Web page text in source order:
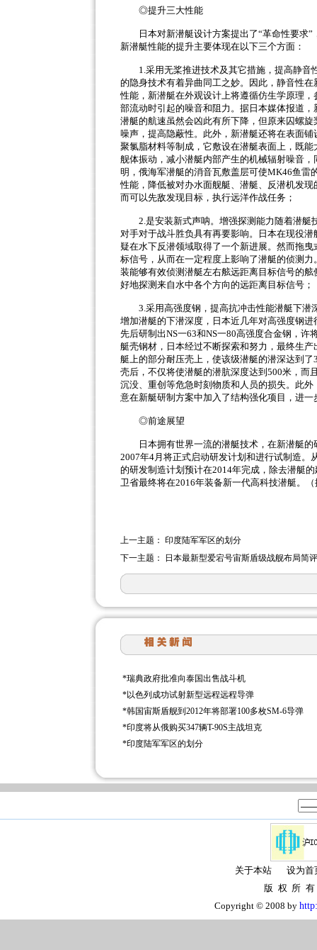
◎提升三大性能
日本对新潜艇设计方案提出了“革命性要求”
新潜艇性能的提升主要体现在以下三个方面：
1.采用无桨推进技术及其它措施，提高静
的隐身技术有着异曲同工之妙。因此，静音性
性能，新潜艇在外观设计上将遵循仿生学原理
部流动时引起的噪音和阻力。据日本媒体报道
潜艇的航速虽然会凶此有所下降，但原来囚螺
噪声，提高隐蔽性。此外，新潜艇还将在表面
聚氯脂材料等制成，它敷设在潜艇表面上，既
舰体振动，减小潜艇内部产生的机械辐射噪音
明，俄海军潜艇的消音瓦敷盖层可使MK46鱼雷
性能，降低被对办水面舰艇、潜艇、反潜机发
而可以先敌发现目标，执行远洋作战任务；
2.是安装新式声呐。增强探测能力随着潜
对手对于战斗胜负具有再要影响。日本在现役
疑在水下反潜领域取得了一个新进展。然而拖
标信号，从而在一定程度上影响了潜艇的侦测
装能够有效侦测潜艇左右舷远距离目标信号的
好地探测来自水中各个方向的远距离目标信号；
3.采用高强度钢，提高抗冲击性能潜艇下
增加潜艇的下潜深度，日本近几年对高强度钢
先后研制出NS一63和NS一80高强度合金钢，
艇壳钢材，日本经过不断探索和努力，最终生
艇上的部分耐压壳上，使该级潜艇的潜深达到
壳后，不仅将使潜艇的潜肮深度达到500米，而
沉没、重创等危急时刻物质和人员的损失。此
意在新艇研制方案中加入了结构强化项目，进
◎前途展望
日本拥有世界一流的潜艇技术，在新潜艇的
2007年4月将正式启动研发计划和进行试制造
的研发制造计划预计在2014年完成，除去潜艇
卫省最终将在2016年装备新一代高科技潜艇。
上一主题： 印度陆军军区的划分
下一主题：
日本最新型爱宕号宙斯盾级战舰布局简评
*瑞典政府批准向泰国出售战斗机
*以色列成功试射新型远程远程导弹
*韩国宙斯盾舰到2012年将部署100多枚SM-6导弹
*印度将从俄购买347辆T-90S主战坦克
*印度陆军军区的划分